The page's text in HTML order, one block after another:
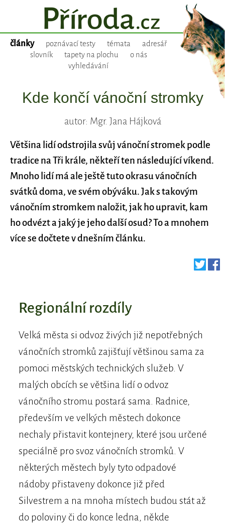
články poznávací testy témata
adresář
slovník
tapety na plochu
o nás
vyhledávání
Kde končí vánoční stromky
autor: Mgr. Jana Hájková
Většina lidí odstrojila svůj vánoční stromek podle
tradice na Tři krále, někteří ten následující víkend.
Mnoho lidí má ale ještě tuto okrasu vánočních
svátků doma, ve svém obýváku. Jak s takovým
vánočním stromkem naložit, jak ho upravit, kam
ho odvézt a jaký je jeho další osud? To a mnohem
více se dočtete v dnešním článku.
Regionální rozdíly
Velká města si odvoz živých již nepotřebných
vánočních stromků zajišťují většinou sama za
pomoci městských technických služeb. V
malých obcích se většina lidí o odvoz
vánočního stromu postará sama. Radnice,
především ve velkých městech dokonce
nechaly přistavit kontejnery, které jsou určené
speciálně pro svoz vánočních stromků. V
některých městech byly tyto odpadové
nádoby přistaveny dokonce již před
Silvestrem a na mnoha místech budou stát až
do poloviny či do konce ledna, někde